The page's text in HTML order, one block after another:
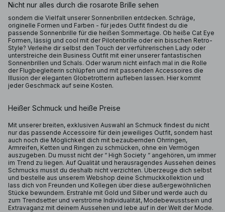
Nicht nur alles durch die rosarote Brille sehen
sondern die Vielfalt unserer Sonnenbrillen entdecken. Schräge,
originelle Formen und Farben - für jedes Outfit findest du die
passende Sonnenbrille für die heißen Sommertage. Ob heiße Cat Eye
Formen, lässig und cool mit der Pilotenbrille oder ein bisschen Retro-
Style? Verleihe dir selbst den Touch der verführerischen Lady oder
unterstreiche dein Business Outfit mit einer unserer fantastischen
Sonnenbrillen und Schals. Oder warum nicht einfach mal in die Rolle
der Flugbegleiterin schlüpfen und mit passenden Accessoires die
Illusion der eleganten Globetrotterin aufleben lassen. Hier kommt
jeder Geschmack auf seine Kosten.
Heißer Schmuck und heiße Preise
Mit unserer breiten, exklusiven Auswahl an Schmuck findest du nicht
nur das passende Accessoire für dein jeweiliges Outfit, sondern hast
auch noch die Möglichkeit dich mit bezaubernden Ohrringen,
Armreifen, Ketten und Ringen zu schmücken, ohne ein Vermögen
auszugeben. Du musst nicht der “ High Society “ angehören, um immer
im Trend zu liegen. Auf Qualität und herausragendes Aussehen deines
Schmucks musst du deshalb nicht verzichten. Überzeuge dich selbst
und bestelle aus unserem Webshop deine Schmuckkollektion und
lass dich von Freunden und Kollegen über diese außergewöhnlichen
Stücke bewundern. Erstrahle mit Gold und Silber und werde auch du
zum Trendsetter und verströme Individualität, Modebewusstsein und
Extravaganz mit deinem Aussehen und lebe auf in der Welt der Mode.